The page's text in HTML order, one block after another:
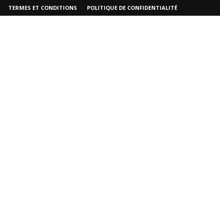
TERMES ET CONDITIONS POLITIQUE DE CONFIDENTIALITÉ